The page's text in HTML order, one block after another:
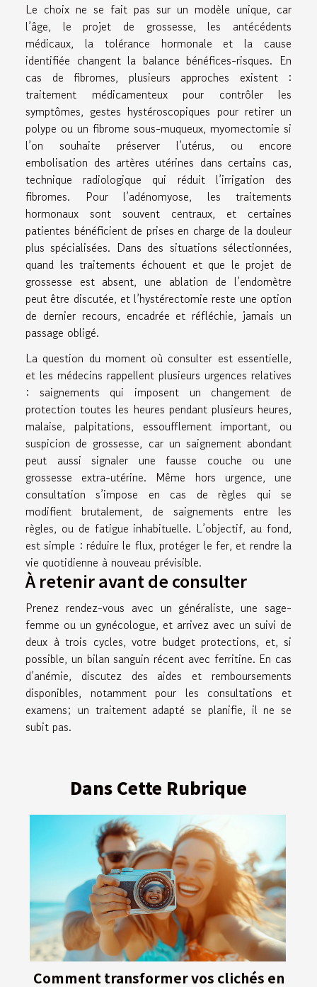
Le choix ne se fait pas sur un modèle unique, car
l’âge, le projet de grossesse, les antécédents
médicaux, la tolérance hormonale et la cause
identifiée changent la balance bénéfices-risques. En
cas de fibromes, plusieurs approches existent :
traitement médicamenteux pour contrôler les
symptômes, gestes hystéroscopiques pour retirer un
polype ou un fibrome sous-muqueux, myomectomie si
l’on souhaite préserver l’utérus, ou encore
embolisation des artères utérines dans certains cas,
technique radiologique qui réduit l’irrigation des
fibromes. Pour l’adénomyose, les traitements
hormonaux sont souvent centraux, et certaines
patientes bénéficient de prises en charge de la douleur
plus spécialisées. Dans des situations sélectionnées,
quand les traitements échouent et que le projet de
grossesse est absent, une ablation de l’endomètre
peut être discutée, et l’hystérectomie reste une option
de dernier recours, encadrée et réfléchie, jamais un
passage obligé.
La question du moment où consulter est essentielle,
et les médecins rappellent plusieurs urgences relatives
: saignements qui imposent un changement de
protection toutes les heures pendant plusieurs heures,
malaise, palpitations, essoufflement important, ou
suspicion de grossesse, car un saignement abondant
peut aussi signaler une fausse couche ou une
grossesse extra-utérine. Même hors urgence, une
consultation s’impose en cas de règles qui se
modifient brutalement, de saignements entre les
règles, ou de fatigue inhabituelle. L’objectif, au fond,
est simple : réduire le flux, protéger le fer, et rendre la
vie quotidienne à nouveau prévisible.
À retenir avant de consulter
Prenez rendez-vous avec un généraliste, une sage-
femme ou un gynécologue, et arrivez avec un suivi de
deux à trois cycles, votre budget protections, et, si
possible, un bilan sanguin récent avec ferritine. En cas
d’anémie, discutez des aides et remboursements
disponibles, notamment pour les consultations et
examens; un traitement adapté se planifie, il ne se
subit pas.
Dans Cette Rubrique
Comment transformer vos clichés en